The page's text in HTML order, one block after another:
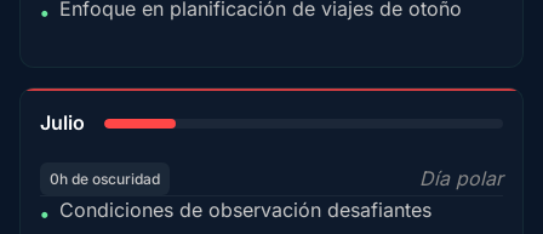
• Enfoque en planificación de viajes de otoño
Julio
0h de oscuridad
Día polar
• Condiciones de observación desafiantes